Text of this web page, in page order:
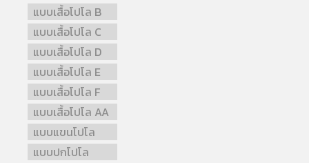
แบบเสื้อโปโล B
แบบเสื้อโปโล C
แบบเสื้อโปโล D
แบบเสื้อโปโล E
แบบเสื้อโปโล F
แบบเสื้อโปโล AA
แบบแขนโปโล
แบบปกโปโล